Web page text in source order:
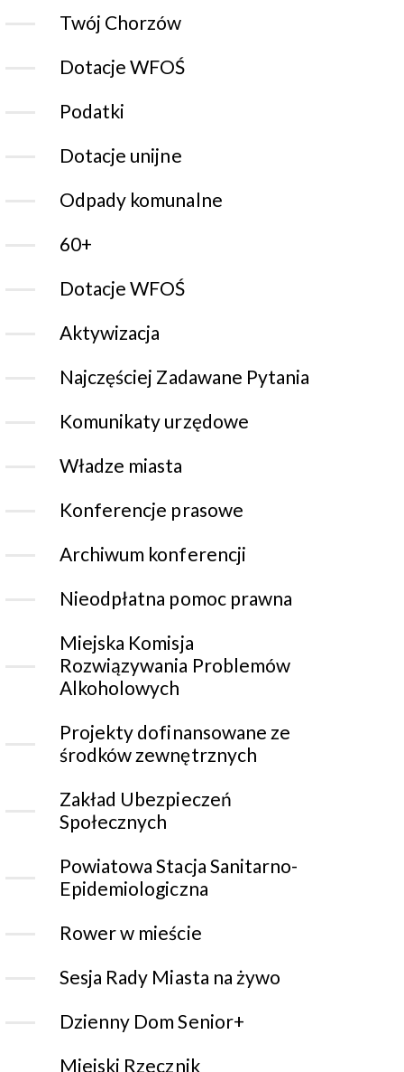
Twój Chorzów
Dotacje WFOŚ
Podatki
Dotacje unijne
Odpady komunalne
60+
Dotacje WFOŚ
Aktywizacja
Najczęściej Zadawane Pytania
Komunikaty urzędowe
Władze miasta
Konferencje prasowe
Archiwum konferencji
Nieodpłatna pomoc prawna
Miejska Komisja
Rozwiązywania Problemów
Alkoholowych
Projekty dofinansowane ze
środków zewnętrznych
Zakład Ubezpieczeń
Społecznych
Powiatowa Stacja Sanitarno-
Epidemiologiczna
Rower w mieście
Sesja Rady Miasta na żywo
Dzienny Dom Senior+
Miejski Rzecznik